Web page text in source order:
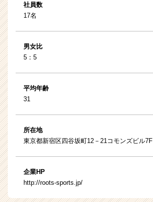
社員数
17名
男女比
5：5
平均年齢
31
所在地
東京都新宿区四谷坂町12－21コモンズビル7F
企業HP
http://roots-sports.jp/